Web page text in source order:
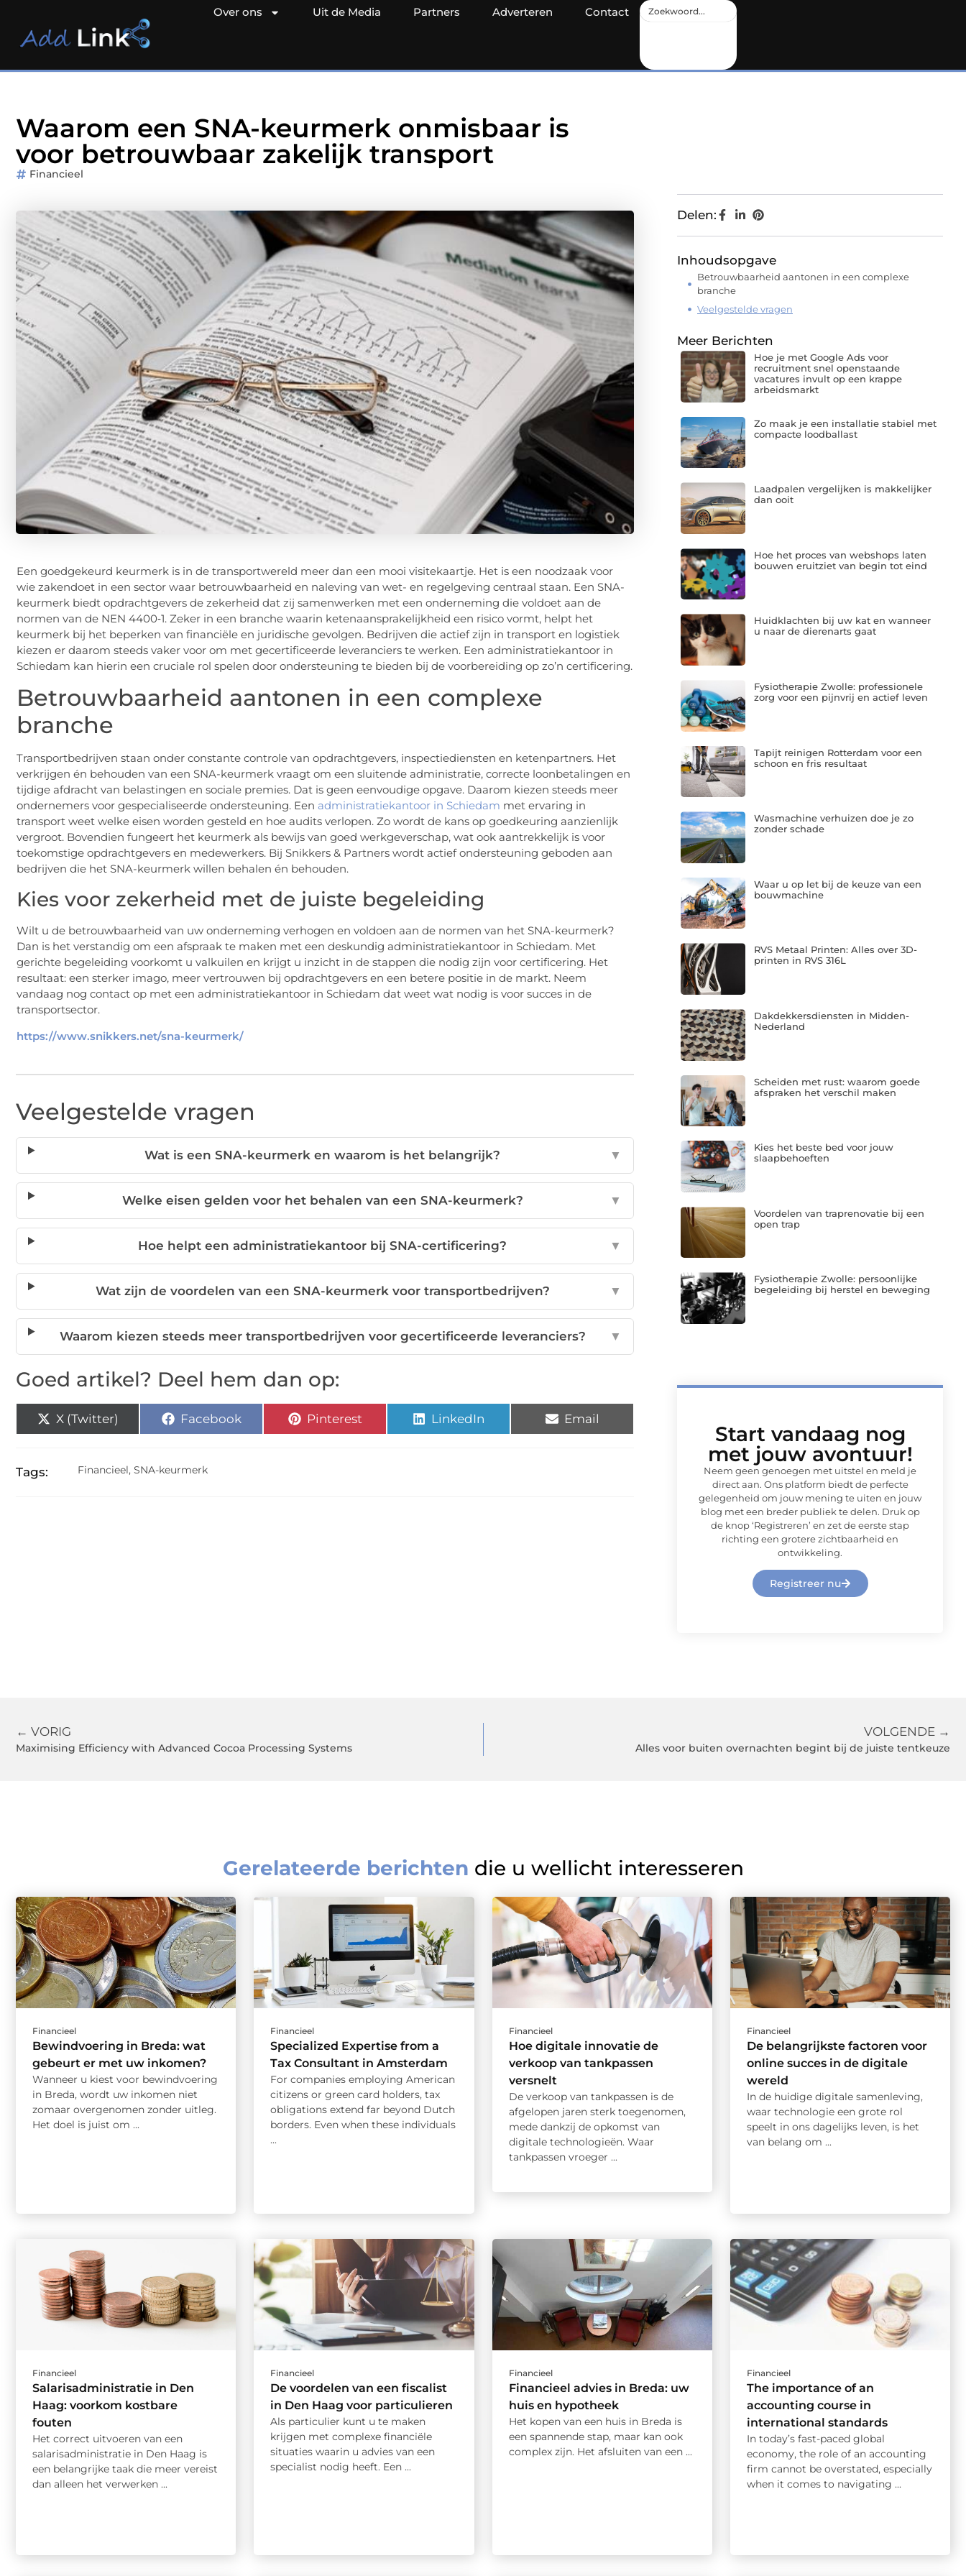
Over ons Uit de Media Partners Adverteren Contact
Waarom een SNA-keurmerk onmisbaar is
voor betrouwbaar zakelijk transport
Financieel
Een goedgekeurd keurmerk is in de transportwereld meer dan een mooi visitekaartje. Het is een noodzaak voor
wie zakendoet in een sector waar betrouwbaarheid en naleving van wet- en regelgeving centraal staan. Een SNA-
keurmerk biedt opdrachtgevers de zekerheid dat zij samenwerken met een onderneming die voldoet aan de
normen van de NEN 4400‑1. Zeker in een branche waarin ketenaansprakelijkheid een risico vormt, helpt het
keurmerk bij het beperken van financiële en juridische gevolgen. Bedrijven die actief zijn in transport en logistiek
kiezen er daarom steeds vaker voor om met gecertificeerde leveranciers te werken. Een administratiekantoor in
Schiedam kan hierin een cruciale rol spelen door ondersteuning te bieden bij de voorbereiding op zo’n certificering.
Betrouwbaarheid aantonen in een complexe
branche
Transportbedrijven staan onder constante controle van opdrachtgevers, inspectiediensten en ketenpartners. Het
verkrijgen én behouden van een SNA-keurmerk vraagt om een sluitende administratie, correcte loonbetalingen en
tijdige afdracht van belastingen en sociale premies. Dat is geen eenvoudige opgave. Daarom kiezen steeds meer
ondernemers voor gespecialiseerde ondersteuning. Een administratiekantoor in Schiedam met ervaring in
transport weet welke eisen worden gesteld en hoe audits verlopen. Zo wordt de kans op goedkeuring aanzienlijk
vergroot. Bovendien fungeert het keurmerk als bewijs van goed werkgeverschap, wat ook aantrekkelijk is voor
toekomstige opdrachtgevers en medewerkers. Bij Snikkers & Partners wordt actief ondersteuning geboden aan
bedrijven die het SNA-keurmerk willen behalen én behouden.
Kies voor zekerheid met de juiste begeleiding
Wilt u de betrouwbaarheid van uw onderneming verhogen en voldoen aan de normen van het SNA-keurmerk?
Dan is het verstandig om een afspraak te maken met een deskundig administratiekantoor in Schiedam. Met
gerichte begeleiding voorkomt u valkuilen en krijgt u inzicht in de stappen die nodig zijn voor certificering. Het
resultaat: een sterker imago, meer vertrouwen bij opdrachtgevers en een betere positie in de markt. Neem
vandaag nog contact op met een administratiekantoor in Schiedam dat weet wat nodig is voor succes in de
transportsector.
https://www.snikkers.net/sna-keurmerk/
Veelgestelde vragen
Wat is een SNA-keurmerk en waarom is het belangrijk? ▼
Welke eisen gelden voor het behalen van een SNA-keurmerk? ▼
Hoe helpt een administratiekantoor bij SNA-certificering? ▼
Wat zijn de voordelen van een SNA-keurmerk voor transportbedrijven? ▼
Waarom kiezen steeds meer transportbedrijven voor gecertificeerde leveranciers? ▼
Goed artikel? Deel hem dan op:
X (Twitter) Facebook Pinterest LinkedIn Email
Tags: Financieel, SNA-keurmerk
Delen:
Inhoudsopgave
Betrouwbaarheid aantonen in een complexe
branche
Veelgestelde vragen
Meer Berichten
Hoe je met Google Ads voor
recruitment snel openstaande
vacatures invult op een krappe
arbeidsmarkt
Zo maak je een installatie stabiel met
compacte loodballast
Laadpalen vergelijken is makkelijker
dan ooit
Hoe het proces van webshops laten
bouwen eruitziet van begin tot eind
Huidklachten bij uw kat en wanneer
u naar de dierenarts gaat
Fysiotherapie Zwolle: professionele
zorg voor een pijnvrij en actief leven
Tapijt reinigen Rotterdam voor een
schoon en fris resultaat
Wasmachine verhuizen doe je zo
zonder schade
Waar u op let bij de keuze van een
bouwmachine
RVS Metaal Printen: Alles over 3D-
printen in RVS 316L
Dakdekkersdiensten in Midden-
Nederland
Scheiden met rust: waarom goede
afspraken het verschil maken
Kies het beste bed voor jouw
slaapbehoeften
Voordelen van traprenovatie bij een
open trap
Fysiotherapie Zwolle: persoonlijke
begeleiding bij herstel en beweging
Start vandaag nog
met jouw avontuur!
Neem geen genoegen met uitstel en meld je
direct aan. Ons platform biedt de perfecte
gelegenheid om jouw mening te uiten en jouw
blog met een breder publiek te delen. Druk op
de knop ‘Registreren’ en zet de eerste stap
richting een grotere zichtbaarheid en
ontwikkeling.
Registreer nu
← VORIG
Maximising Efficiency with Advanced Cocoa Processing Systems
VOLGENDE →
Alles voor buiten overnachten begint bij de juiste tentkeuze
Gerelateerde berichten die u wellicht interesseren
Financieel
Bewindvoering in Breda: wat
gebeurt er met uw inkomen?
Wanneer u kiest voor bewindvoering
in Breda, wordt uw inkomen niet
zomaar overgenomen zonder uitleg.
Het doel is juist om ...
Financieel
Specialized Expertise from a
Tax Consultant in Amsterdam
For companies employing American
citizens or green card holders, tax
obligations extend far beyond Dutch
borders. Even when these individuals
...
Financieel
Hoe digitale innovatie de
verkoop van tankpassen
versnelt
De verkoop van tankpassen is de
afgelopen jaren sterk toegenomen,
mede dankzij de opkomst van
digitale technologieën. Waar
tankpassen vroeger ...
Financieel
De belangrijkste factoren voor
online succes in de digitale
wereld
In de huidige digitale samenleving,
waar technologie een grote rol
speelt in ons dagelijks leven, is het
van belang om ...
Financieel
Salarisadministratie in Den
Haag: voorkom kostbare
fouten
Het correct uitvoeren van een
salarisadministratie in Den Haag is
een belangrijke taak die meer vereist
dan alleen het verwerken ...
Financieel
De voordelen van een fiscalist
in Den Haag voor particulieren
Als particulier kunt u te maken
krijgen met complexe financiële
situaties waarin u advies van een
specialist nodig heeft. Een ...
Financieel
Financieel advies in Breda: uw
huis en hypotheek
Het kopen van een huis in Breda is
een spannende stap, maar kan ook
complex zijn. Het afsluiten van een ...
Financieel
The importance of an
accounting course in
international standards
In today’s fast-paced global
economy, the role of an accounting
firm cannot be overstated, especially
when it comes to navigating ...